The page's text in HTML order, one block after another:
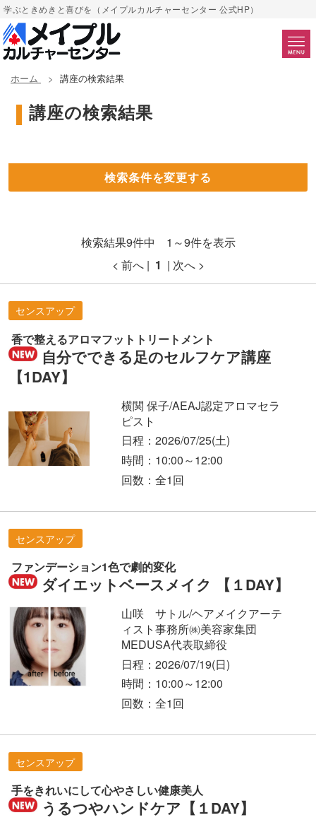
学ぶときめきと喜びを（メイプルカルチャーセンター 公式HP）
ホーム 講座の検索結果
講座の検索結果
検索条件を変更する
検索結果9件中 1～9件を表示
< 前へ | 1 | 次へ >
センスアップ
香で整えるアロマフットトリートメント
自分でできる足のセルフケア講座
【1DAY】
横関 保子/AEAJ認定アロマセラ
ピスト
日程：2026/07/25(土)
時間：10:00～12:00
回数：全1回
センスアップ
ファンデーション1色で劇的変化
ダイエットベースメイク 【１DAY】
山咲 サトル/ヘアメイクアーテ
ィスト事務所㈱美容家集団
MEDUSA代表取締役
日程：2026/07/19(日)
時間：10:00～12:00
回数：全1回
センスアップ
手をきれいにして心やさしい健康美人
うるつやハンドケア【１DAY】